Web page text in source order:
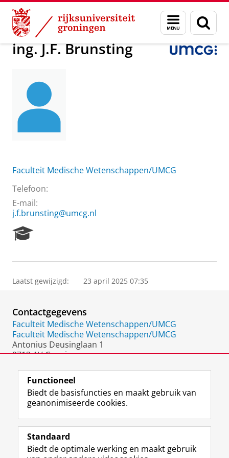
Skip
Content
Skip
Navigation
Menu
en
zoeken
Over ons ing. J.F. Brunsting
ing. J.F. Brunsting
Faculteit Medische Wetenschappen/UMCG
Telefoon:
E-mail:
j.f.brunsting@umcg.nl
e
r
P
o
r
t
a
Laatst gewijzigd: 23 april 2025 07:35
Contactgegevens
Faculteit Medische Wetenschappen/UMCG
Faculteit Medische Wetenschappen/UMCG
Antonius Deusinglaan 1
9713 AV Groningen
Volg de RUG
F
a
e
L
i
k
R
S
-
I
n
t
Y
o
T
Studiekiezers
Functioneel
Biedt de basisfuncties en maakt gebruik van
geanonimiseerde cookies.
Standaard
Biedt de optimale werking en maakt gebruik